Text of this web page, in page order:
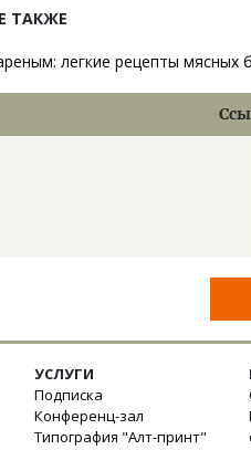
ТАКЖЕ
легкие рецепты мясных
УСЛУГИ
Подписка
Конференц-зал
Типография "Алт-принт"